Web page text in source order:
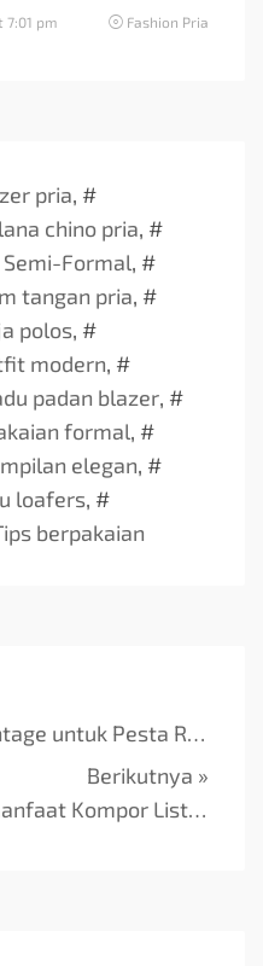
7:01 pm Fashion Pria
pria, #
chino pria, #
Semi-Formal, #
tangan pria, #
polos, #
modern, #
padan blazer, #
formal, #
elegan, #
loafers, #
berpakaian
Inspirasi Dresscode Vintage untuk Pesta Retro Klasik
Berikutnya »
Keunggulan dan Manfaat Kompor Listrik untuk Rumah